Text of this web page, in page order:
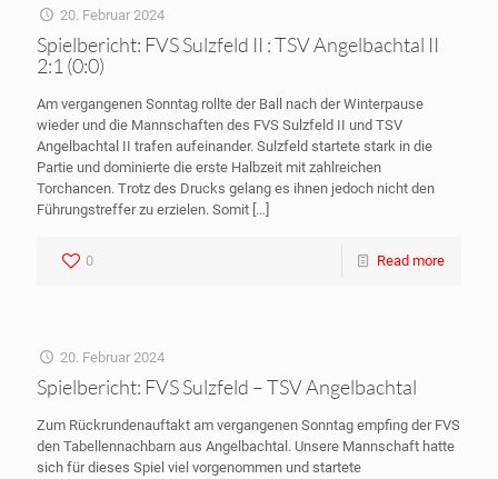
20. Februar 2024
Spielbericht: FVS Sulzfeld II : TSV Angelbachtal II
2:1 (0:0)
Am vergangenen Sonntag rollte der Ball nach der Winterpause
wieder und die Mannschaften des FVS Sulzfeld II und TSV
Angelbachtal II trafen aufeinander. Sulzfeld startete stark in die
Partie und dominierte die erste Halbzeit mit zahlreichen
Torchancen. Trotz des Drucks gelang es ihnen jedoch nicht den
Führungstreffer zu erzielen. Somit […]
0 Read more
20. Februar 2024
Spielbericht: FVS Sulzfeld – TSV Angelbachtal
Zum Rückrundenauftakt am vergangenen Sonntag empfing der FVS
den Tabellennachbarn aus Angelbachtal. Unsere Mannschaft hatte
sich für dieses Spiel viel vorgenommen und startete